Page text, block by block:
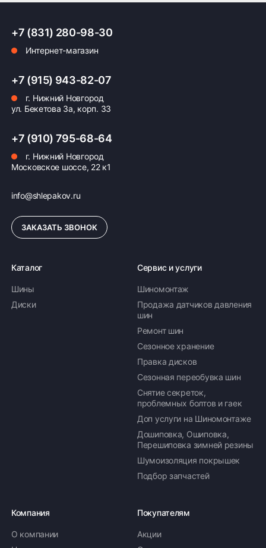
+7 (831) 280-98-30
Интернет-магазин
+7 (915) 943-82-07
г. Нижний Новгород
ул. Бекетова 3а, корп. 33
+7 (910) 795-68-64
г. Нижний Новгород
Московское шоссе, 22 к1
info@shlepakov.ru
ЗАКАЗАТЬ ЗВОНОК
Каталог
Шины
Диски
Сервис и услуги
Шиномонтаж
Продажа датчиков давления
шин
Ремонт шин
Сезонное хранение
Правка дисков
Сезонная переобувка шин
Снятие секреток,
проблемных болтов и гаек
Доп услуги на Шиномонтаже
Дошиповка, Ошиповка,
Перешиповка зимней резины
Шумоизоляция покрышек
Подбор запчастей
Компания
О компании
Покупателям
Акции